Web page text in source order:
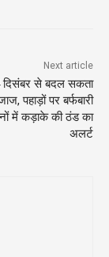
Next article
दिसंबर से बदल सकता
पहाड़ों पर बर्फबारी
में कड़ाके की ठंड का
अलर्ट